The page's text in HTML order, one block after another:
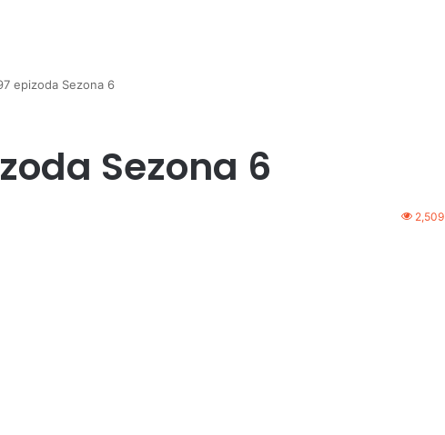
epizoda Sezona 6
Sezona 6
2,509